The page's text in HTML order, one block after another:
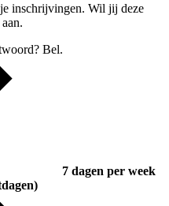
inschrijvingen. Wil jij deze
aan.
Bel.
7 dagen per week